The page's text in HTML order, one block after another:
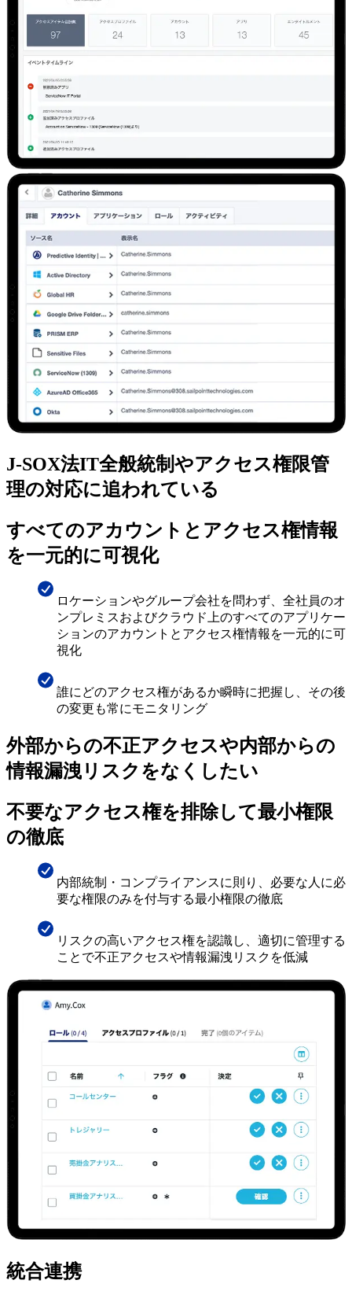
J-SOX法IT全般統制やアクセス権限管
理の対応に追われている
すべてのアカウントとアクセス権情報
を一元的に可視化
ロケーションやグループ会社を問わず、全社員のオ
ンプレミスおよびクラウド上のすべてのアプリケー
ションのアカウントとアクセス権情報を一元的に可
視化
誰にどのアクセス権があるか瞬時に把握し、その後
の変更も常にモニタリング
外部からの不正アクセスや内部からの
情報漏洩リスクをなくしたい
不要なアクセス権を排除して最小権限
の徹底
内部統制・コンプライアンスに則り、必要な人に必
要な権限のみを付与する最小権限の徹底
リスクの高いアクセス権を認識し、適切に管理する
ことで不正アクセスや情報漏洩リスクを低減
統合連携